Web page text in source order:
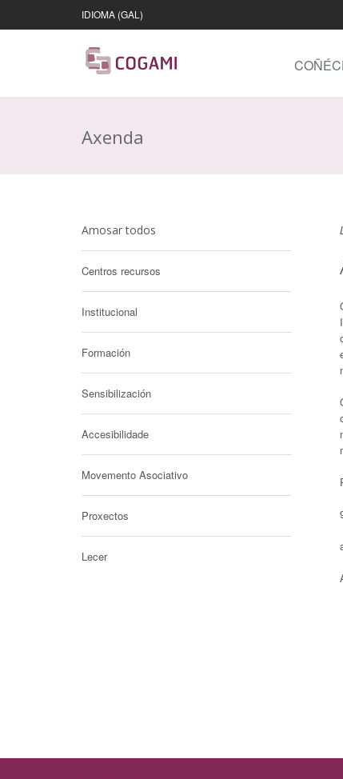
IDIOMA (GAL)
Axenda
Amosar todos
Centros recursos
Institucional
Formación
Sensibilización
Accesibilidade
Movemento Asociativo
Proxectos
Lecer